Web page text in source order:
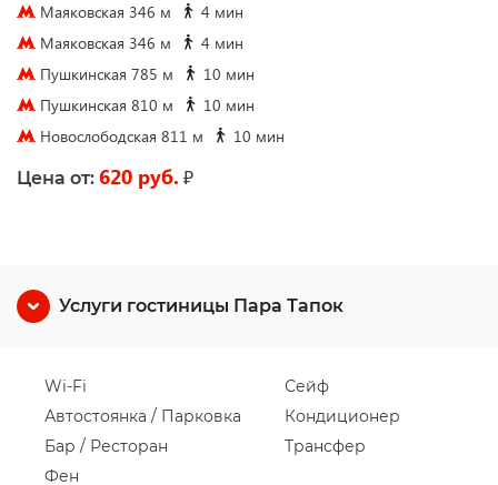
Маяковская 346 м
4 мин
Маяковская 346 м
4 мин
Пушкинская 785 м
10 мин
Пушкинская 810 м
10 мин
Новослободская 811 м
10 мин
Цена от: 620 руб. ₽
Услуги гостиницы Пара Тапок
Wi-Fi
Автостоянка / Парковка
Бар / Ресторан
Фен
Сейф
Кондиционер
Трансфер